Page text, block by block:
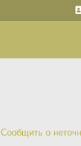
Сообщить о